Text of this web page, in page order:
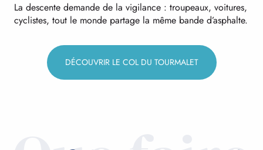
La descente demande de la vigilance : troupeaux, voitures,
cyclistes, tout le monde partage la même bande d’asphalte.
DÉCOUVRIR LE COL DU TOURMALET